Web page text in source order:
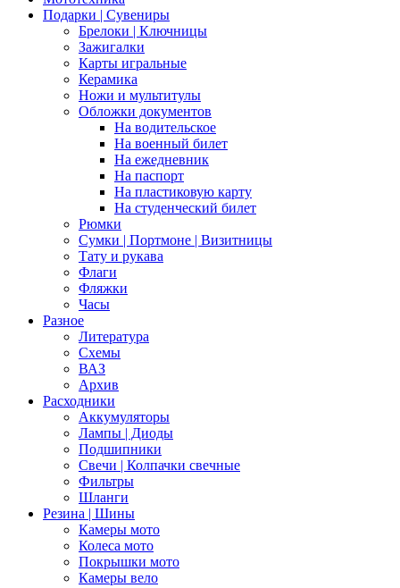
Подарки | Сувениры
Брелоки | Ключницы
Зажигалки
Карты игральные
Керамика
Ножи и мультитулы
Обложки документов
На водительское
На военный билет
На ежедневник
На паспорт
На пластиковую карту
На студенческий билет
Рюмки
Сумки | Портмоне | Визитницы
Тату и рукава
Флаги
Фляжки
Часы
Разное
Литература
Схемы
ВАЗ
Архив
Расходники
Аккумуляторы
Лампы | Диоды
Подшипники
Свечи | Колпачки свечные
Фильтры
Шланги
Резина | Шины
Камеры мото
Колеса мото
Покрышки мото
Камеры вело